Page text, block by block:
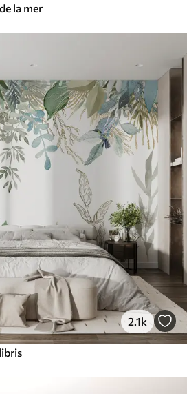
la mer
2.1k